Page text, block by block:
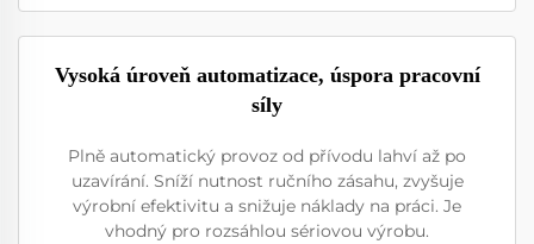
Vysoká úroveň automatizace, úspora pracovní
síly
Plně automatický provoz od přívodu lahví až po
uzavírání. Sníží nutnost ručního zásahu, zvyšuje
výrobní efektivitu a snižuje náklady na práci. Je
vhodný pro rozsáhlou sériovou výrobu.